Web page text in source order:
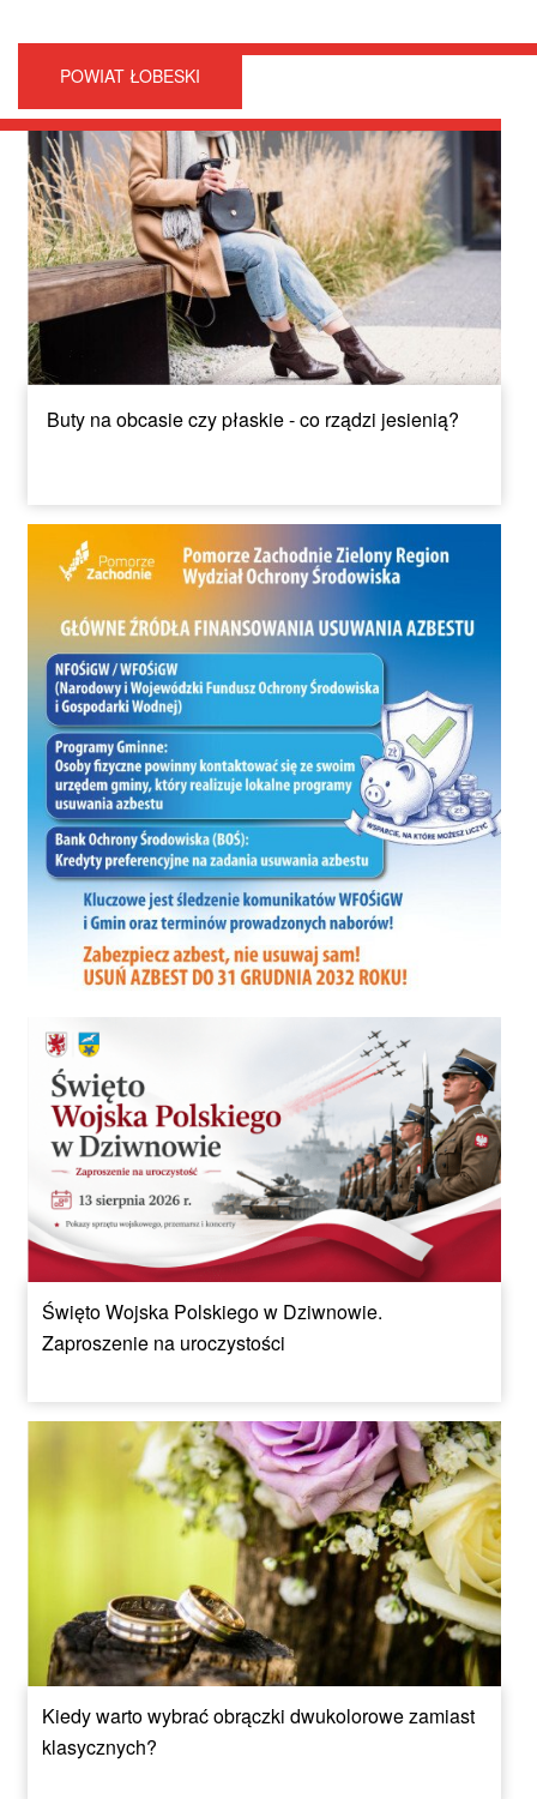
POWIAT ŁOBESKI
Buty na obcasie czy płaskie - co rządzi jesienią?
Święto Wojska Polskiego w Dziwnowie.
Zaproszenie na uroczystości
Kiedy warto wybrać obrączki dwukolorowe zamiast
klasycznych?